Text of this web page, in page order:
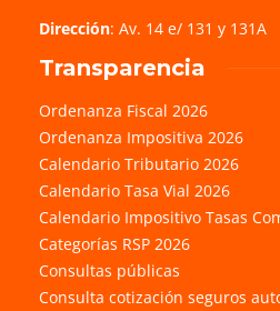
Dirección: Av. 14 e/ 131 y 131A
Transparencia
Ordenanza Fiscal 2026
Ordenanza Impositiva 2026
Calendario Tributario 2026
Calendario Tasa Vial 2026
Calendario Impositivo Tasas
Categorías RSP 2026
Consultas públicas
Consulta cotización seguros